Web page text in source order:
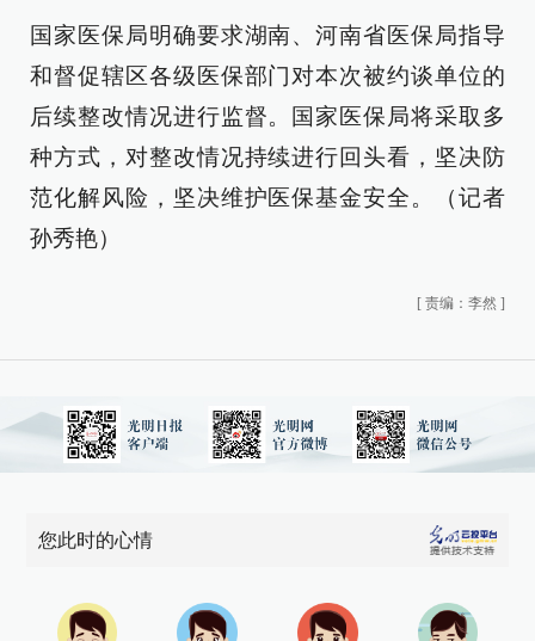
国家医保局明确要求湖南、河南省医保局指导
和督促辖区各级医保部门对本次被约谈单位的
后续整改情况进行监督。国家医保局将采取多
种方式，对整改情况持续进行回头看，坚决防
范化解风险，坚决维护医保基金安全。（记者
孙秀艳）
[ 责编：李然 ]
您此时的心情